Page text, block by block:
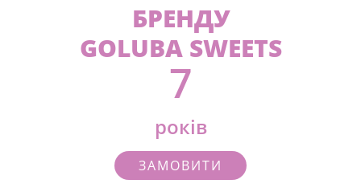
БРЕНДУ
GOLUBA SWEETS
років
7
ЗАМОВИТИ